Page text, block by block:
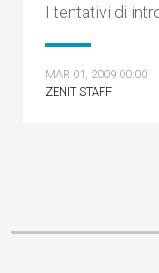
I tentativi di
MAR 01, 2009 00:00
ZENIT STAFF